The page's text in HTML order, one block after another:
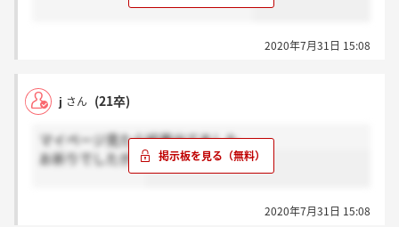
2020年7月31日 15:08
j さん (21卒)
マイページ見たら結果出てました。
お祈りでしたが。
2020年7月31日 15:08